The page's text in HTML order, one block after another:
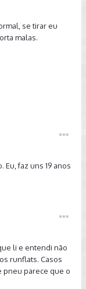
se tirar eu
malas.
Eu, faz uns 19 anos
li e entendi não
runflats. Casos
pneu parece que o